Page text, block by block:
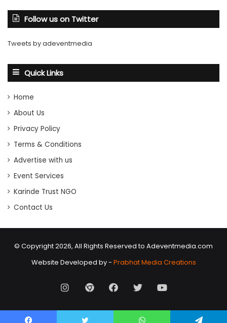
Follow us on Twitter
Tweets by adeventmedia
Quick Links
Home
About Us
Privacy Policy
Terms & Conditions
Advertise with us
Event Services
Karinde Trust NGO
Contact Us
© Copyright 2026, All Rights Reserved to Adeventmedia.com
Website Developed by - Prabhat Media Creations
Instagram
AD
Event
Facebook
X Youtube